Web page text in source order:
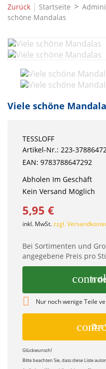
Zurück | Startseite
schöne Mandalas
Viele schöne
TESSLOFF
Artikel-Nr.: 223-
EAN: 9783788647292
Abholen Im Geschäft
Kein Versand Möglich
5,95 €
inkl. MwSt.zzgl.
Bei Sortimenten und
angegebene Preis pro
In
 Nur noch wenige Teile
Zur
Glückwunsch!
Bitte beachten Sie, dass diese Liste